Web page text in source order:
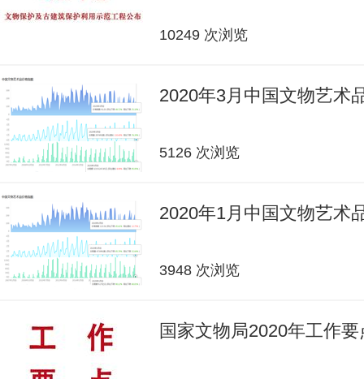
10249 次浏览
2020年3月中国文物艺术
5126 次浏览
2020年1月中国文物艺术
3948 次浏览
国家文物局2020年工作要